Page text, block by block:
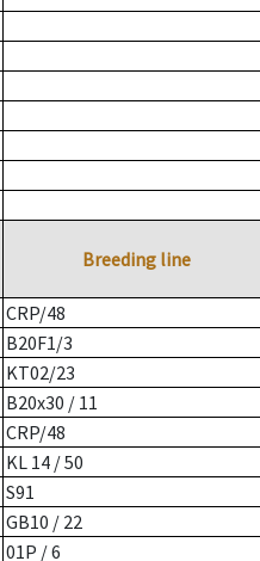
Breeding line
CRP/48
B20F1/3
KT02/23
B20x30 / 11
CRP/48
KL 14 / 50
S91
GB10 / 22
01P / 6